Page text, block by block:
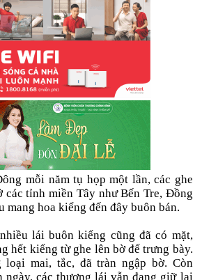
mỗi năm tụ họp một lần, các ghe
các tỉnh miền Tây như Bến Tre, Đồng
mang hoa kiểng đến đây buôn bán.
lái buôn kiểng cũng đã có mặt,
hết kiểng từ ghe lên bờ để trưng bày.
mai, tắc, đã tràn ngập bờ. Còn
ngày, các thương lái vẫn đang giữ lại